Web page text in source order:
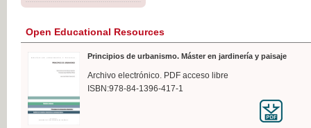
Open Educational Resources
Principios de urbanismo. Máster en jardinería y paisaje
Archivo electrónico. PDF acceso libre
ISBN:978-84-1396-417-1